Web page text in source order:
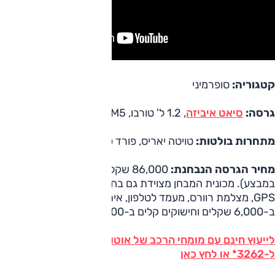
קטגוריה: סופרמיני
גרסה: סיאט איביזה, 1.2 ל' טורבו, AM5, אוט'
מתחרות בולטות: טויטה יאריס, פורד פיאסטה, שברולט סוניק
מחיר הגרסה הנבחנת:
במבצע). מכונית המבחן מצוידת גם בחבילת אבזור הכוללת
GPS, מצלמת רוורס, מעמד לטלפון, איתורן וחיישני רוורס
ב-6,000 שקלים וחישוקים קלים ב-2,400 שקלים.
לייעוץ חינם עם מומחי הרכב של אוטו על סיאט איביזה חייג
ל-3262* או לחץ כאן